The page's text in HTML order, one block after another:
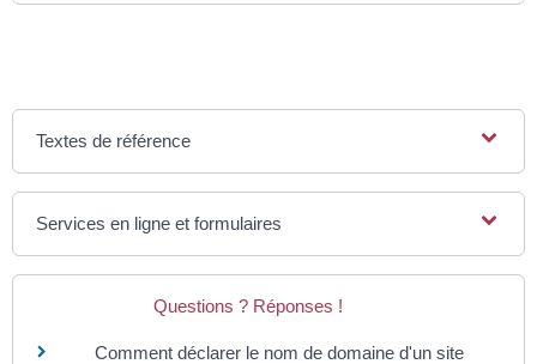
Textes de référence
Services en ligne et formulaires
Questions ? Réponses !
Comment déclarer le nom de domaine d'un site